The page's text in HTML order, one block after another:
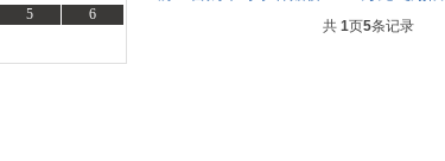
5 6
共 1页5条记录